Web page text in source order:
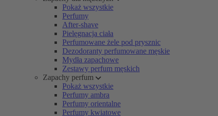
Pokaż wszystkie
Perfumy
After-shave
Pielęgnacja ciała
Perfumowane żele pod prysznic
Dezodoranty perfumowane męskie
Mydła zapachowe
Zestawy perfum męskich
Zapachy perfum
Pokaż wszystkie
Perfumy ambra
Perfumy orientalne
Perfumy kwiatowe